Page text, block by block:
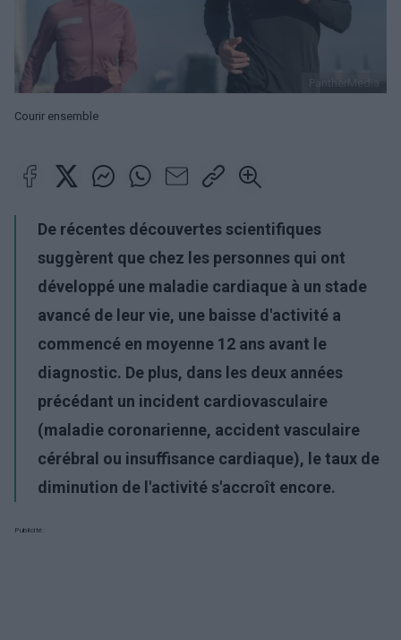
PantherMedia
Courir ensemble
De récentes découvertes scientifiques
suggèrent que chez les personnes qui ont
développé une maladie cardiaque à un stade
avancé de leur vie, une baisse d'activité a
commencé en moyenne 12 ans avant le
diagnostic. De plus, dans les deux années
précédant un incident cardiovasculaire
(maladie coronarienne, accident vasculaire
cérébral ou insuffisance cardiaque), le taux de
diminution de l'activité s'accroît encore.
Publicité: